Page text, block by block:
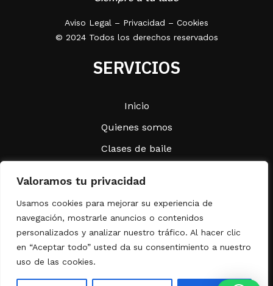
Valoramos tu privacidad
Usamos cookies para mejorar su experiencia de
navegación, mostrarle anuncios o contenidos
personalizados y analizar nuestro tráfico. Al hacer clic
en “Aceptar todo” usted da su consentimiento a nuestro
uso de las cookies.
Aviso Legal – Privacidad – Cookies
© 2024 Todos los derechos reservados
SERVICIOS
Inicio
Quienes somos
Clases de baile
Contacto
CONTACTO
info@escueladebailesbm.es